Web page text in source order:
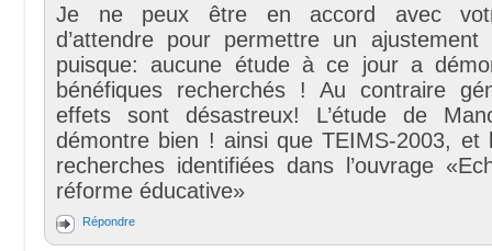
Je ne peux être en accord avec
d’attendre pour permettre un
puisque: aucune étude à ce jour a
bénéfiques recherchés ! Au contraire
effets sont désastreux! L’étude de
démontre bien ! ainsi que TEIMS-2003, et
recherches identifiées dans l’ouvrage
réforme éducative»
Répondre